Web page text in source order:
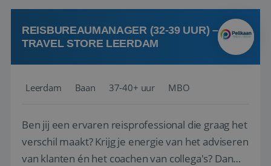
REISBUREAUMANAGER (32-39 UUR) –
TRAVEL STORE LEERDAM
Leerdam Baan 37-40+ uur MBO
Ben jij een ervaren reisprofessional die graag het
verschil maakt? Krijg je energie van het adviseren
van klanten én het coachen van collega's? Dan